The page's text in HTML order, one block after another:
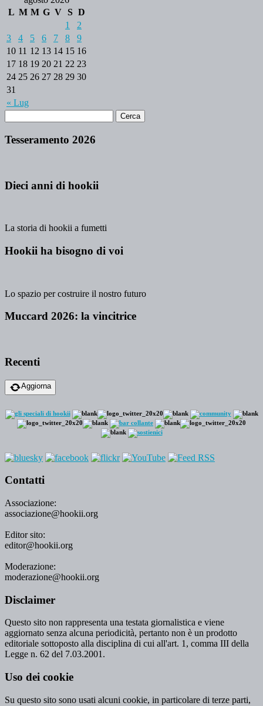
L M M G V S D
« Lug
1
2
3
4 5 6 7 8
9
10 11 12 13 14 15 16
17 18 19 20 21 22 23
24 25 26 27 28 29 30
31
Tesseramento 2026
Dieci anni di hookii
La storia di hookii a fumetti
Hookii ha bisogno di voi
Lo spazio per costruire il nostro futuro
Muccard 2026: la vincitrice
Recenti
Aggiorna
Contatti
Associazione:
associazione@hookii.org
Editor sito:
editor@hookii.org
Moderazione:
moderazione@hookii.org
Disclaimer
Questo sito non rappresenta una testata giornalistica e viene
aggiornato senza alcuna periodicità, pertanto non è un prodotto
editoriale sottoposto alla disciplina di cui all'art. 1, comma III della
Legge n. 62 del 7.03.2001.
Uso dei cookie
Su questo sito sono usati alcuni cookie, in particolare di terze parti,